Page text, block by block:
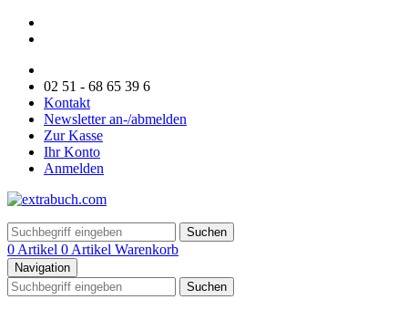
02 51 - 68 65 39 6
Kontakt
Newsletter an-/abmelden
Zur Kasse
Ihr Konto
Anmelden
Suchen
0 Artikel 0 Artikel Warenkorb
Navigation
Suchen